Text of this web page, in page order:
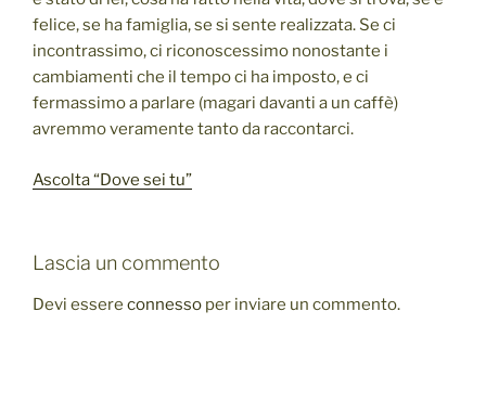
felice, se ha famiglia, se si sente realizzata. Se ci
incontrassimo, ci riconoscessimo nonostante i
cambiamenti che il tempo ci ha imposto, e ci
fermassimo a parlare (magari davanti a un caffè)
avremmo veramente tanto da raccontarci.
Ascolta “Dove sei tu”
Lascia un commento
Devi essere connesso per inviare un commento.